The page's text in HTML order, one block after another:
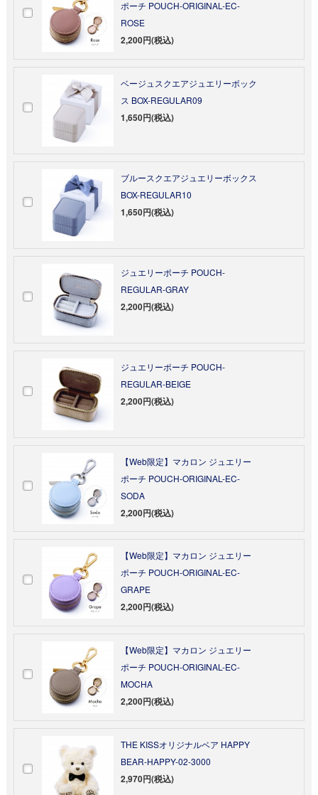
ポーチ POUCH-ORIGINAL-EC-
ROSE
2,200円(税込)
ベージュスクエアジュエリーボック
ス BOX-REGULAR09
1,650円(税込)
ブルースクエアジュエリーボックス
BOX-REGULAR10
1,650円(税込)
ジュエリーポーチ POUCH-
REGULAR-GRAY
2,200円(税込)
ジュエリーポーチ POUCH-
REGULAR-BEIGE
2,200円(税込)
【Web限定】マカロン ジュエリー
ポーチ POUCH-ORIGINAL-EC-
SODA
2,200円(税込)
【Web限定】マカロン ジュエリー
ポーチ POUCH-ORIGINAL-EC-
GRAPE
2,200円(税込)
【Web限定】マカロン ジュエリー
ポーチ POUCH-ORIGINAL-EC-
MOCHA
2,200円(税込)
THE KISSオリジナルベア HAPPY
BEAR-HAPPY-02-3000
2,970円(税込)